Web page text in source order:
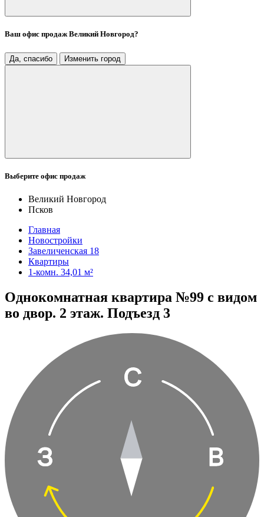
Ваш офис продажВеликий Новгород?
Да, спасибо Изменить город
Выберите офис продаж
Великий Новгород
Псков
Главная
Новостройки
Завеличенская 18
Квартиры
1-комн. 34,01 м²
Однокомнатная квартира №99 с видом
во двор. 2 этаж. Подъезд 3